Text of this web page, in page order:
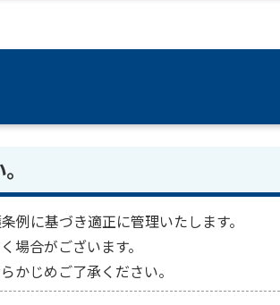
例に基づき適正に管理いたします。
場合がございます。
かじめご了承ください。